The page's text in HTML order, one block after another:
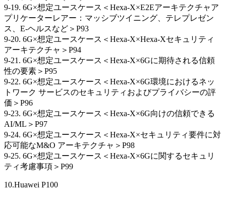
9-19. 6G×想定ユースケース＜Hexa-X×E2Eアーキテクチャア
プリケーターレアー：マッシブツイニング、テレプレゼン
ス、E-ヘルスなど＞P93
9-20. 6G×想定ユースケース＜Hexa-X×Hexa-Xセキュリティ
アーキテクチャ＞P94
9-21. 6G×想定ユースケース＜Hexa-X×6Gに期待される信頼
性の要素＞P95
9-22. 6G×想定ユースケース＜Hexa-X×6G環境におけるネッ
トワーク サービスのセキュリティおよびプライバシーの評
価＞P96
9-23. 6G×想定ユースケース＜Hexa-X×6G向けの信頼できる
AI/ML＞P97
9-24. 6G×想定ユースケース＜Hexa-X×セキュリティ要件に対
応可能なM&O アーキテクチャ＞P98
9-25. 6G×想定ユースケース＜Hexa-X×6Gに関するセキュリ
ティ考慮事項＞P99
10.Huawei P100